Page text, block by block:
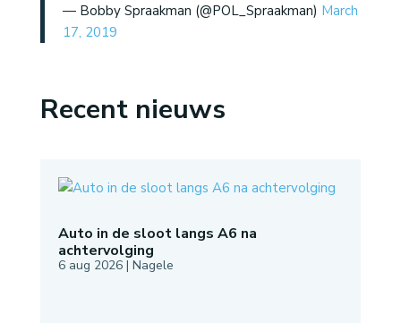
— Bobby Spraakman (@POL_Spraakman) March
17, 2019
Recent nieuws
Auto in de sloot langs A6 na
achtervolging
6 aug 2026| Nagele